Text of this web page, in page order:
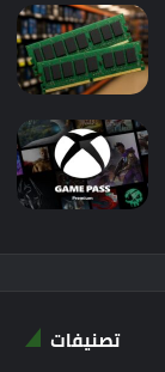
تصنيفات